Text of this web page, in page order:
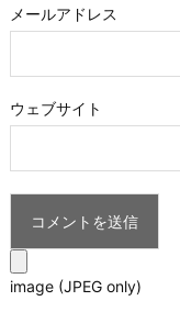
メールアドレス
ウェブサイト
image (JPEG only)